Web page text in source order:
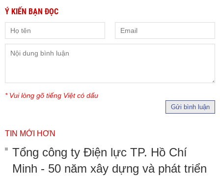
Ý KIẾN BẠN ĐỌC
* Vui lòng gõ tiếng Việt có dấu
Gửi bình luận
TIN MỚI HƠN
Tổng công ty Điện lực TP. Hồ Chí
Minh - 50 năm xây dựng và phát triển